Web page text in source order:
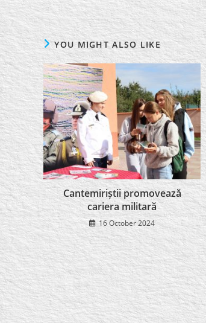
YOU MIGHT ALSO LIKE
Cantemiriștii promovează
cariera militară
16 October 2024